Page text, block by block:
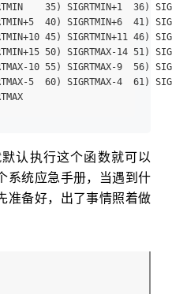
35) SIGRTMIN+1  36)
40) SIGRTMIN+6  41)
45) SIGRTMIN+11 46)
50) SIGRTMAX-14 51)
10 55) SIGRTMAX-9  56)
5  60) SIGRTMAX-4  61)
63) SIGRTMAX-1  64) SIGRTMAX
认执行这个函数就可以
系统应急手册，当遇到什
准备好，出了事情照着做